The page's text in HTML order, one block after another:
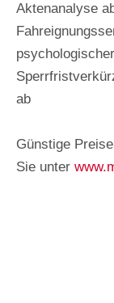
Aktenanalyse
ab
Günstige
Sie unter